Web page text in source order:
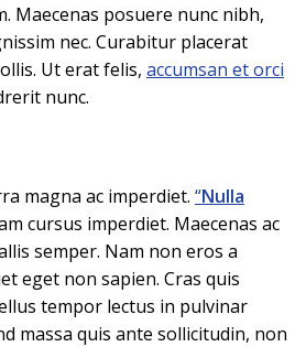
Maecenas posuere nunc nibh,
nec. Curabitur placerat
Ut erat felis, accumsan et orci
nunc.
magna ac imperdiet. “Nulla
cursus imperdiet. Maecenas ac
semper. Nam non eros a
eget non sapien. Cras quis
tempor lectus in pulvinar
massa quis ante sollicitudin, non